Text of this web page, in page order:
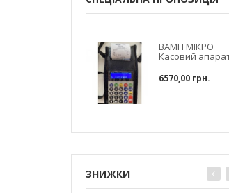
ВАМП МІКРО
Касовий
6570,00 грн.
ЗНИЖКИ